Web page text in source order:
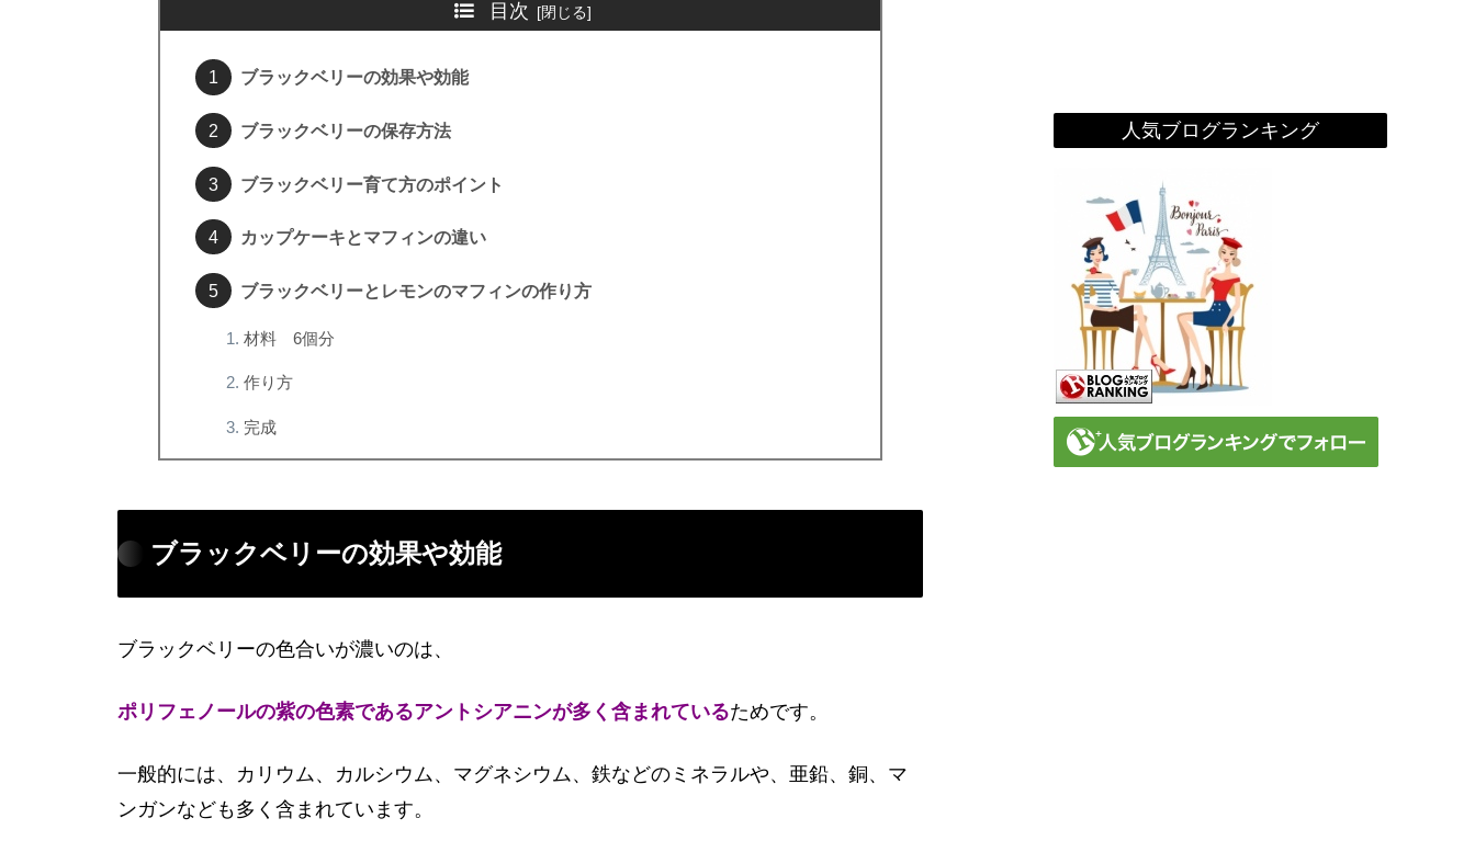
目次
ブラックベリーの効果や効能
ブラックベリーの保存方法
ブラックベリー育て方のポイント
カップケーキとマフィンの違い
ブラックベリーとレモンのマフィンの作り方
材料 6個分
作り方
完成
ブラックベリーの効果や効能
ブラックベリーの色合いが濃いのは、
ポリフェノールの紫の色素であるアントシアニンが多く含まれているためです。
一般的には、カリウム、カルシウム、マグネシウム、鉄などのミネラルや、亜鉛、銅、マ
ンガンなども多く含まれています。
人気ブログランキング